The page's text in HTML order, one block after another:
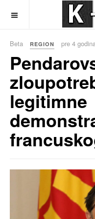
Beta REGION pre 4
legitimne